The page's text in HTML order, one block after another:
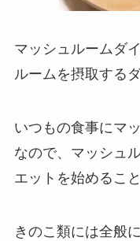
マッシュルームダ
ルームを摂取する
いつもの食事にマ
なので、マッシュ
エットを始めるこ
きのこ類には全般